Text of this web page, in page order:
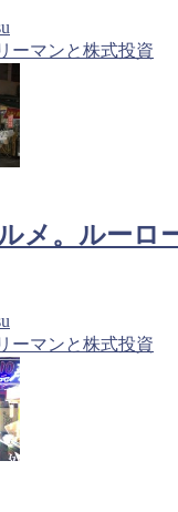
ーマンと株式投資
メ。ルーロ
ーマンと株式投資